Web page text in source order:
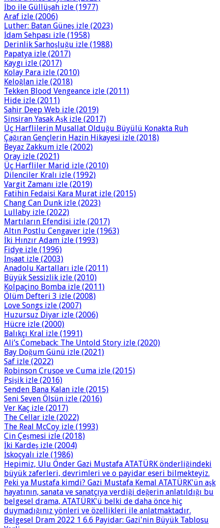
İbo ile Güllüşah izle (1977)
Araf izle (2006)
Luther: Batan Güneş izle (2023)
İdam Sehpası izle (1958)
Derinlik Sarhoşluğu izle (1988)
Papatya izle (2017)
Kaygı izle (2017)
Kolay Para izle (2010)
Keloğlan izle (2018)
Tekken Blood Vengeance izle (2011)
Hide izle (2011)
Sahir Deep Web izle (2019)
Sinsiran Yasak Aşk izle (2017)
Üç Harflilerin Musallat Olduğu Büyülü Konakta Ruh
Çağıran Gençlerin Hazin Hikayesi izle (2018)
Beyaz Zakkum izle (2002)
Oray izle (2021)
Üç Harfliler Marid izle (2010)
Dilenciler Kralı izle (1992)
Vargit Zamanı izle (2019)
Fatihin Fedaisi Kara Murat izle (2015)
Chang Can Dunk izle (2023)
Lullaby izle (2022)
Martıların Efendisi izle (2017)
Altın Postlu Cengaver izle (1963)
İki Hınzır Adam izle (1993)
Fidye izle (1996)
İnşaat izle (2003)
Anadolu Kartalları izle (2011)
Büyük Sessizlik izle (2010)
Kolpaçino Bomba izle (2011)
Ölüm Defteri 3 izle (2008)
Love Songs izle (2007)
Huzursuz Diyar izle (2006)
Hücre izle (2000)
Balıkçı Kral izle (1991)
Ali’s Comeback: The Untold Story izle (2020)
Bay Doğum Günü izle (2021)
Saf izle (2022)
Robinson Crusoe ve Cuma izle (2015)
Psişik izle (2016)
Senden Bana Kalan izle (2015)
Seni Seven Ölsün izle (2016)
Ver Kaç izle (2017)
The Cellar izle (2022)
The Real McCoy izle (1993)
Cin Çeşmesi izle (2018)
İki Kardeş izle (2004)
İskoçyalı izle (1986)
Hepimiz, Ulu Önder Gazi Mustafa ATATÜRK önderliğindeki
büyük zaferleri, devrimleri ve o payidar eseri bilmekteyiz.
Peki ya Mustafa kimdi? Gazi Mustafa Kemal ATATÜRK'ün aşk
hayatının, sanata ve sanatçıya verdiği değerin anlatıldığı bu
belgesel drama, ATATÜRK'ü belki de daha önce hiç
duymadığınız yönleri ve özellikleri ile anlatmaktadır.
Belgesel Dram 2022 1 6.6 Payidar: Gazi'nin Büyük Tablosu